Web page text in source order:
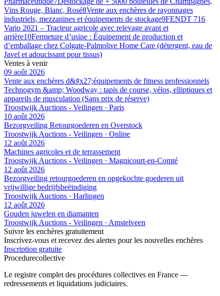
Vins Rouge, Blanc, Rosé8Vente aux enchères de rayonnages
industriels, mezzanines et équipements de stockage9FENDT 716
Vario 2021 – Tracteur agricole avec relevage avant et
arrière10Fermeture d’usine : Équipement de production et
d’emballage chez Colgate-Palmolive Home Care (détergent, eau de
Javel et adoucissant pour tissus)
Ventes à venir
09 août 2026
Vente aux enchères d&#x27;équipements de fitness professionnels
Technogym &amp; Woodway : tapis de course, vélos, elliptiques et
appareils de musculation (Sans prix de réserve)
Troostwijk Auctions - Veilingen · Paris
10 août 2026
Bezorgveiling Retourgoederen en Overstock
Troostwijk Auctions - Veilingen · Online
12 août 2026
Machines agricoles et de terrassement
Troostwijk Auctions - Veilingen · Magnicourt-en-Comté
12 août 2026
Bezorgveiling retourgoederen en opgekochte goederen uit
vrijwillige bedrijfsbeëindiging
Troostwijk Auctions · Harlingen
12 août 2026
Gouden juwelen en diamanten
Troostwijk Auctions - Veilingen · Amstelveen
Suivre les enchères gratuitement
Inscrivez-vous et recevez des alertes pour les nouvelles enchères
Inscription gratuite
Procedurecollective
Le registre complet des procédures collectives en France —
redressements et liquidations judiciaires.